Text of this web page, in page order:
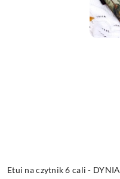
Etui na czytnik 6 cali - DYNIA